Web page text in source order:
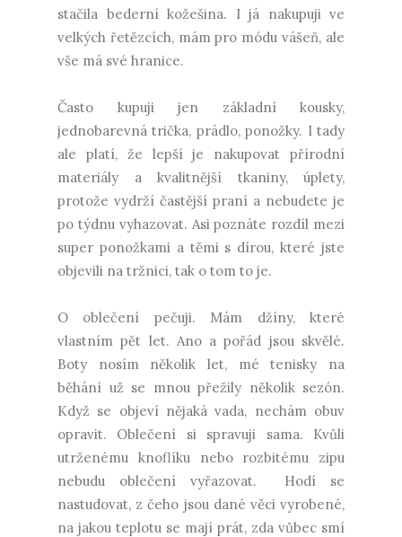
stačila bederní kožešina. I já nakupuji ve
velkých řetězcích, mám pro módu vášeň, ale
vše má své hranice.
Často kupuji jen základní kousky,
jednobarevná trička, prádlo, ponožky. I tady
ale platí, že lepší je nakupovat přírodní
materiály a kvalitnější tkaniny, úplety,
protože vydrží častější praní a nebudete je
po týdnu vyhazovat. Asi poznáte rozdíl mezi
super ponožkami a těmi s dírou, které jste
objevili na tržnici, tak o tom to je.
O oblečení pečuji. Mám džíny, které
vlastním pět let. Ano a pořád jsou skvělé.
Boty nosím několik let, mé tenisky na
běhání už se mnou přežily několik sezón.
Když se objeví nějaká vada, nechám obuv
opravit. Oblečení si spravuji sama. Kvůli
utrženému knoflíku nebo rozbitému zipu
nebudu oblečení vyřazovat. Hodí se
nastudovat, z čeho jsou dané věci vyrobené,
na jakou teplotu se mají prát, zda vůbec smí